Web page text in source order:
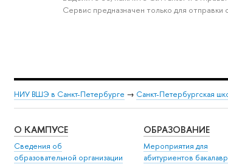
Сервис предназначен только для
НИУ ВШЭ в Санкт-Петербурге → Санкт-Петербургская
О КАМПУСЕ
Сведения об
образовательной организации
ОБРАЗОВАНИЕ
Мероприятия для
абитуриентов